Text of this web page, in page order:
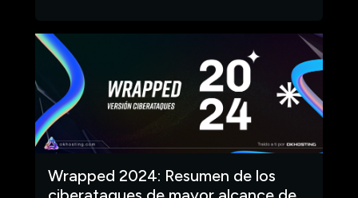
Wrapped 2024: Resumen de los